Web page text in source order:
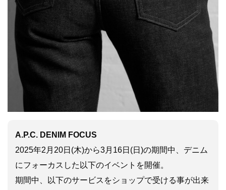
A.P.C. DENIM FOCUS
2025年2月20日(木)から3月16日(日)の期間中、デニム
にフォーカスした以下のイベントを開催。
期間中、以下のサービスをショップで受ける事が出来